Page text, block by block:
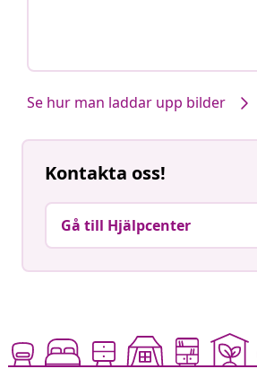
Se hur man laddar upp bilder
Kontakta oss!
Gå till Hjälpcenter